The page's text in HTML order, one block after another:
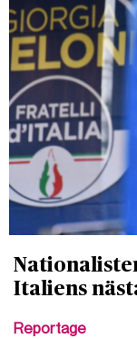
Italiens
Reportage